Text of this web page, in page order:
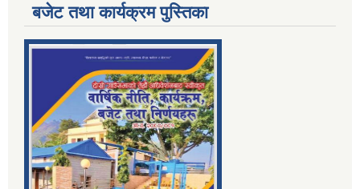
बजेट तथा कार्यक्रम पुस्तिका